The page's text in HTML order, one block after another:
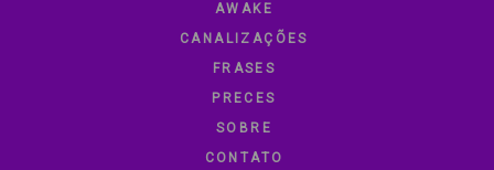
AWAKE
CANALIZAÇÕES
FRASES
PRECES
SOBRE
CONTATO